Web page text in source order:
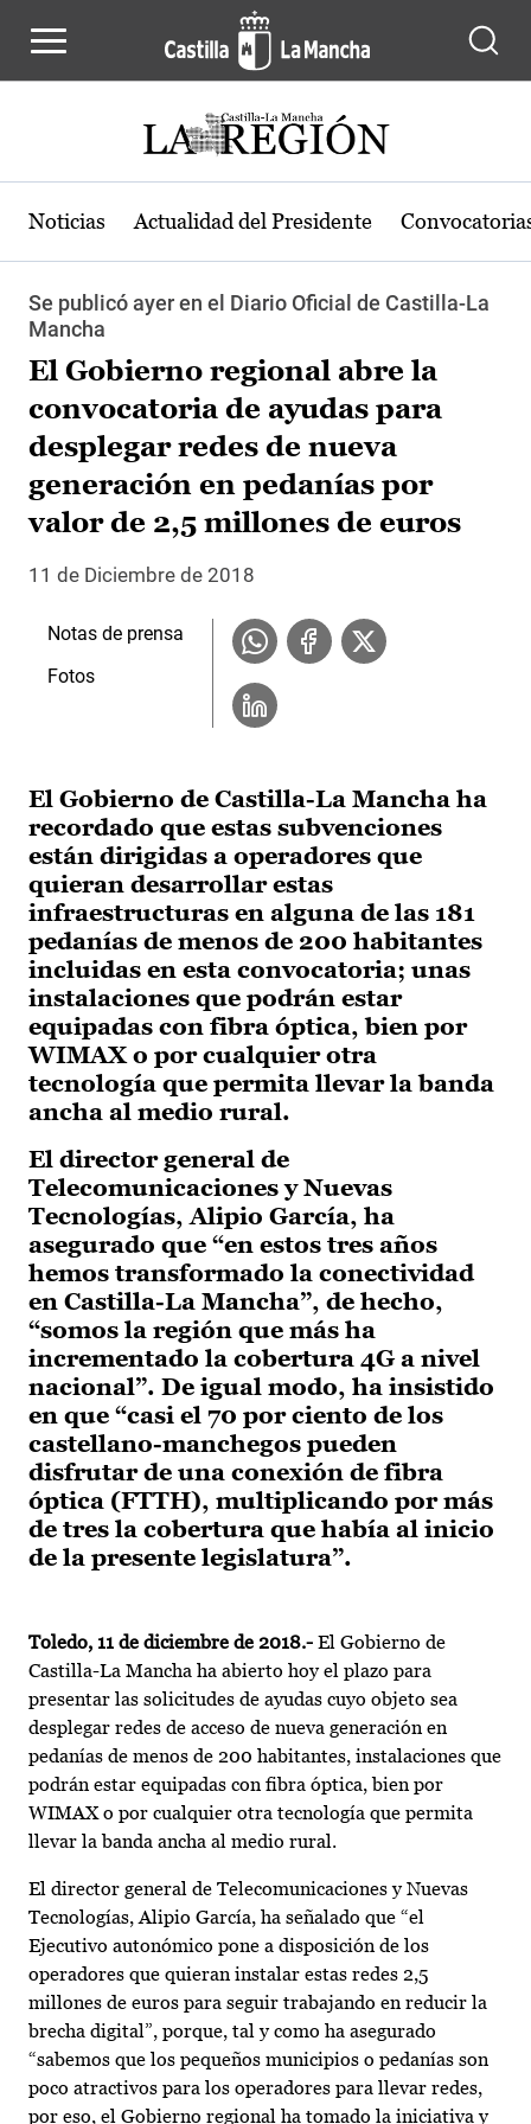
Noticias Actualidad del Presidente
Se publicó ayer en el Diario Oficial de Castilla-La
Mancha
El Gobierno regional abre la
convocatoria de ayudas para
desplegar redes de nueva
generación en pedanías por
valor de 2,5 millones de euros
11 de Diciembre de 2018
El Gobierno de Castilla-La Mancha ha
recordado que estas subvenciones
están dirigidas a operadores que
quieran desarrollar estas
infraestructuras en alguna de las 181
pedanías de menos de 200 habitantes
incluidas en esta convocatoria; unas
instalaciones que podrán estar
equipadas con fibra óptica, bien por
WIMAX o por cualquier otra
tecnología que permita llevar la banda
ancha al medio rural.
El director general de
Telecomunicaciones y Nuevas
Tecnologías, Alipio García, ha
asegurado que “en estos tres años
hemos transformado la conectividad
en Castilla-La Mancha”, de hecho,
“somos la región que más ha
incrementado la cobertura 4G a nivel
nacional”. De igual modo, ha insistido
en que “casi el 70 por ciento de los
castellano-manchegos pueden
disfrutar de una conexión de fibra
óptica (FTTH), multiplicando por más
de tres la cobertura que había al inicio
de la presente legislatura”.
Toledo, 11 de diciembre de 2018.- El Gobierno de
Castilla-La Mancha ha abierto hoy el plazo para
presentar las solicitudes de ayudas cuyo objeto sea
desplegar redes de acceso de nueva generación en
pedanías de menos de 200 habitantes, instalaciones que
podrán estar equipadas con fibra óptica, bien por
WIMAX o por cualquier otra tecnología que permita
llevar la banda ancha al medio rural.
El director general de Telecomunicaciones y Nuevas
Tecnologías, Alipio García, ha señalado que “el
Ejecutivo autonómico pone a disposición de los
operadores que quieran instalar estas redes 2,5
millones de euros para seguir trabajando en reducir la
brecha digital”, porque, tal y como ha asegurado
“sabemos que los pequeños municipios o pedanías son
poco atractivos para los operadores para llevar redes,
por eso, el Gobierno regional ha tomado la iniciativa y
Notas de prensa
Fotos